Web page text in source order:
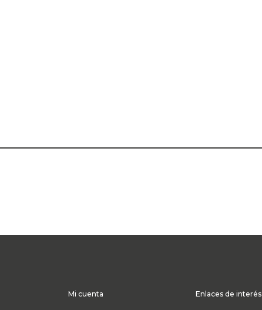
Mi cuenta Enlaces de interés